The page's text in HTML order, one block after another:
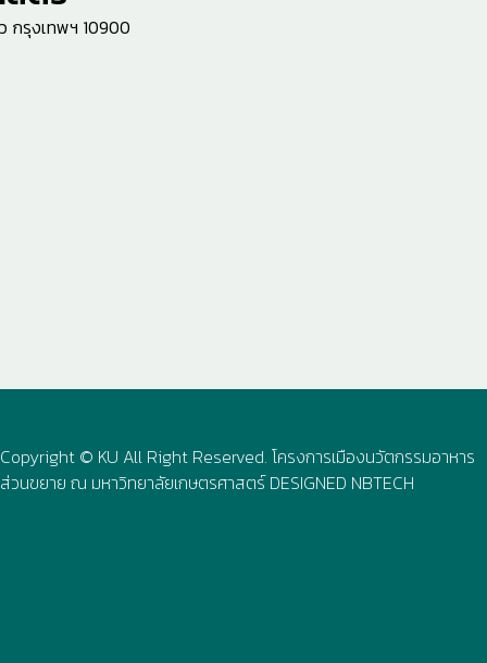
กรุงเทพฯ 10900
Copyright © KU All Right Reserved. โครงการเมืองนวัตกรรมอาหาร
ส่วนขยาย ณ มหาวิทยาลัยเกษตรศาสตร์ DESIGNED NBTECH